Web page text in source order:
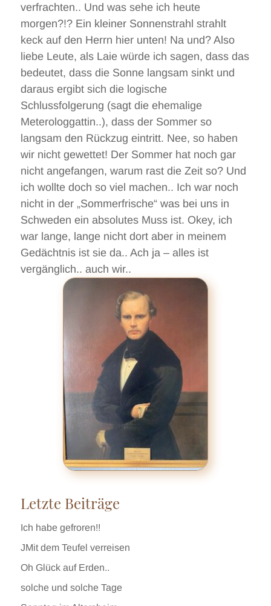
verfrachten.. Und was sehe ich heute
morgen?!? Ein kleiner Sonnenstrahl strahlt
keck auf den Herrn hier unten! Na und? Also
liebe Leute, als Laie würde ich sagen, dass das
bedeutet, dass die Sonne langsam sinkt und
daraus ergibt sich die logische
Schlussfolgerung (sagt die ehemalige
Meterologgattin..), dass der Sommer so
langsam den Rückzug eintritt. Nee, so haben
wir nicht gewettet! Der Sommer hat noch gar
nicht angefangen, warum rast die Zeit so? Und
ich wollte doch so viel machen.. Ich war noch
nicht in der „Sommerfrische“ was bei uns in
Schweden ein absolutes Muss ist. Okey, ich
war lange, lange nicht dort aber in meinem
Gedächtnis ist sie da.. Ach ja – alles ist
vergänglich.. auch wir..
Letzte Beiträge
Ich habe gefroren!!
JMit dem Teufel verreisen
Oh Glück auf Erden..
solche und solche Tage